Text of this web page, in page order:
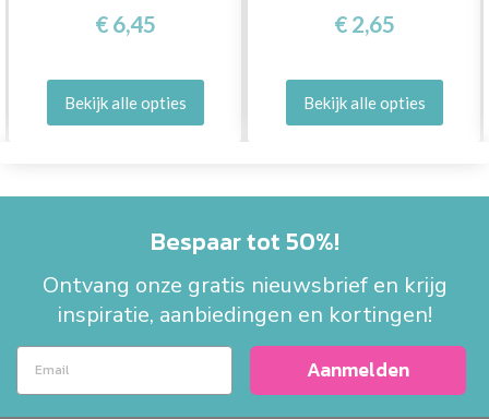
€ 6,45
Bekijk alle opties
€ 2,65
Bekijk alle opties
Bespaar tot 50%!
Ontvang onze gratis nieuwsbrief en krijg
inspiratie, aanbiedingen en kortingen!
Aanmelden